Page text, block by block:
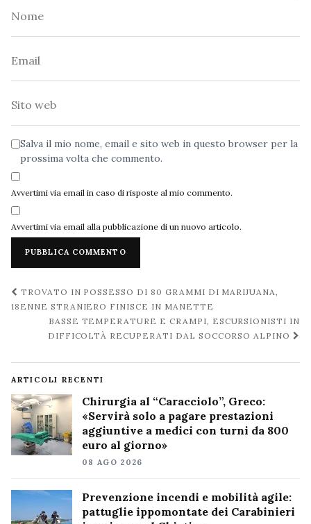
Salva il mio nome, email e sito web in questo browser per la
prossima volta che commento.
Avvertimi via email in caso di risposte al mio commento.
Avvertimi via email alla pubblicazione di un nuovo articolo.
Navigazione
post
TROVATO IN POSSESSO DI 80 GRAMMI DI MARIJUANA,
18ENNE STRANIERO FINISCE IN MANETTE
BASSE TEMPERATURE E CRAMPI, ESCURSIONISTI IN
DIFFICOLTÀ RECUPERATI DAL SOCCORSO ALPINO
ARTICOLI RECENTI
Chirurgia al “Caracciolo”, Greco:
«Servirà solo a pagare prestazioni
aggiuntive a medici con turni da 800
euro al giorno»
08 AGO 2026
Prevenzione incendi e mobilità agile:
pattuglie ippomontate dei Carabinieri